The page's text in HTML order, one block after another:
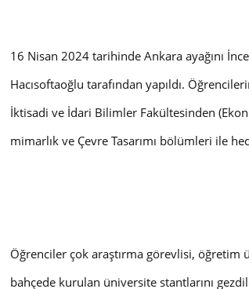
16 Nisan 2024 tarihinde Ankara ayağını
Hacısoftaoğlu tarafından yapıldı.
İktisadi ve İdari Bilimler Fakültesinden
mimarlık ve Çevre Tasarımı bölümleri ile
Öğrenciler çok araştırma görevlisi, öğretim
bahçede kurulan üniversite stantlarını